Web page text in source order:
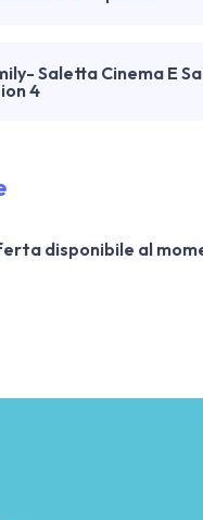
Saletta Cinema E
4
disponibile al